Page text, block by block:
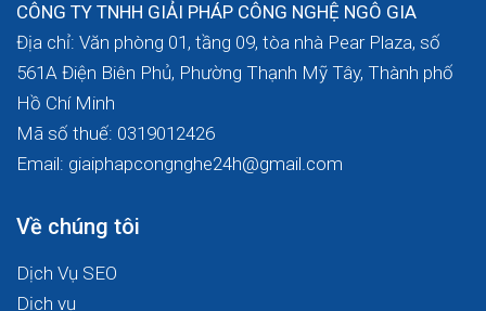
CÔNG TY TNHH GIẢI PHÁP CÔNG NGHỆ NGÔ GIA
Địa chỉ: Văn phòng 01, tầng 09, tòa nhà Pear Plaza, số
561A Điện Biên Phủ, Phường Thạnh Mỹ Tây, Thành phố
Hồ Chí Minh
Mã số thuế: 0319012426
Email: giaiphapcongnghe24h@gmail.com
Về chúng tôi
Dịch Vụ SEO
Dịch vụ